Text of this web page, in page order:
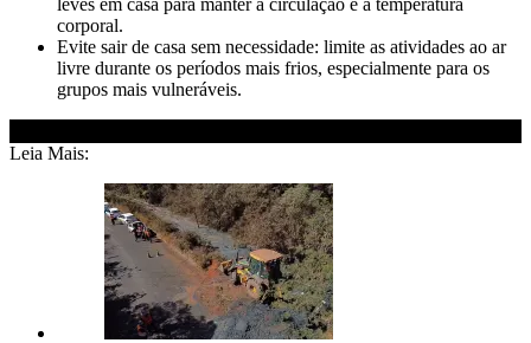
leves em casa para manter a circulação e a temperatura
corporal.
Evite sair de casa sem necessidade: limite as atividades ao ar
livre durante os períodos mais frios, especialmente para os
grupos mais vulneráveis.
Leia Mais: